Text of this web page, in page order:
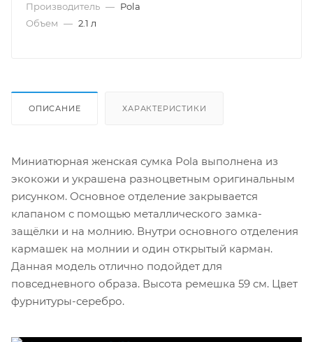
Производитель — Pola
Объем — 2.1 л
ОПИСАНИЕ ХАРАКТЕРИСТИКИ
Миниатюрная женская сумка Pola выполнена из
экокожи и украшена разноцветным оригинальным
рисунком. Основное отделение закрывается
клапаном с помощью металлического замка-
защёлки и на молнию. Внутри основного отделения
кармашек на молнии и один открытый карман.
Данная модель отлично подойдет для
повседневного образа. Высота ремешка 59 см. Цвет
фурнитуры-серебро.